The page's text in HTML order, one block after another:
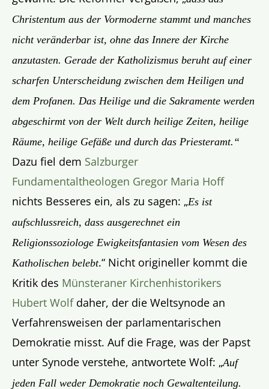
Christentum aus der Vormoderne stammt und manches
nicht veränderbar ist, ohne das Innere der Kirche
anzutasten. Gerade der Katholizismus beruht auf einer
scharfen Unterscheidung zwischen dem Heiligen und
dem Profanen. Das Heilige und die Sakramente werden
abgeschirmt von der Welt durch heilige Zeiten, heilige
Räume, heilige Gefäße und durch das Priesteramt.“
Dazu fiel dem Salzburger
Fundamentaltheologen Gregor Maria Hoff
nichts Besseres ein, als zu sagen: „Es ist
aufschlussreich, dass ausgerechnet ein
Religionssoziologe Ewigkeitsfantasien vom Wesen des
Katholischen belebt.“ Nicht origineller kommt die
Kritik des Münsteraner Kirchenhistorikers
Hubert Wolfdaher, der die Weltsynode an
Verfahrensweisen der parlamentarischen
Demokratie misst. Auf die Frage, was der Papst
unter Synode verstehe, antwortete Wolf: „Auf
jeden Fall weder Demokratie noch Gewaltenteilung.